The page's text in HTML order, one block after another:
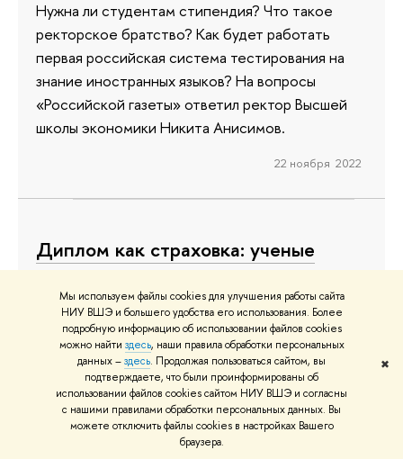
Мы используем файлы cookies для улучшения работы сайта
НИУ ВШЭ и большего удобства его использования. Более
подробную информацию об использовании файлов cookies
можно найти здесь, наши правила обработки персональных
данных –здесь. Продолжая пользоваться сайтом, вы
подтверждаете, что были проинформированы об
использовании файлов cookies сайтом НИУ ВШЭ и согласны
с нашими правилами обработки персональных данных. Вы
можете отключить файлы cookies в настройках Вашего
браузера.
✖
Нужна ли студентам стипендия? Что такое
ректорское братство? Как будет работать
первая российская система тестирования на
знание иностранных языков? На вопросы
«Российской газеты» ответил ректор Высшей
школы экономики Никита Анисимов.
22 ноября 2022
Диплом как страховка: ученые
образование влияет на здоровье
Высшее образование является причиной
значимого снижения вероятности заболеваний
сердца и суставов у людей обоих полов.
Женщины с высшим образованием значительно
реже страдают от ожирения. Такие результаты
показало исследование Высшей школы